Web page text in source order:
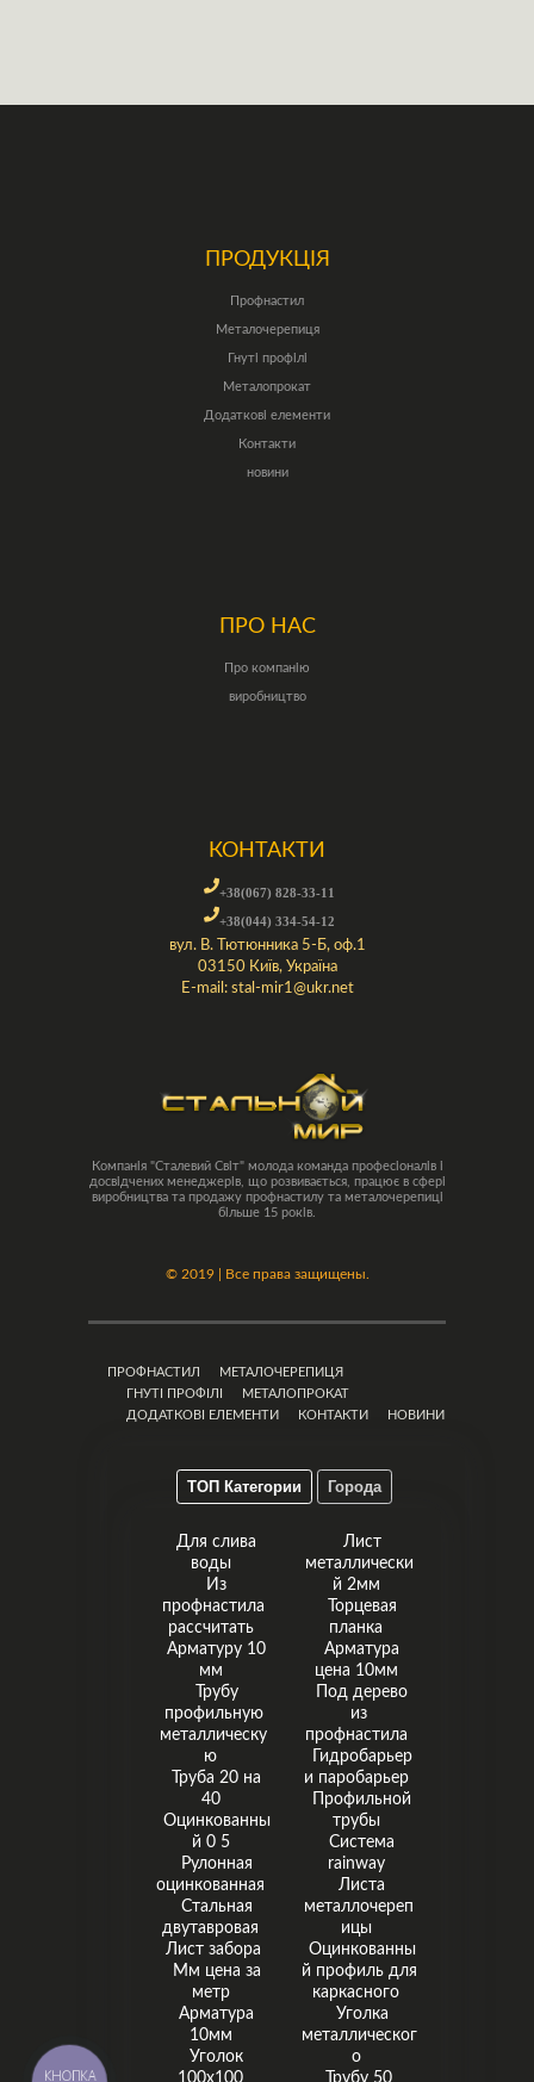
ПРОДУКЦІЯ
Профнастил
Металочерепиця
Гнуті профілі
Металопрокат
Додаткові елементи
Контакти
новини
ПРО НАС
Про компанію
виробництво
КОНТАКТИ
+38(067) 828-33-11
+38(044) 334-54-12
вул. В. Тютюнника 5-Б, оф.1
03150 Київ, Україна
E-mail: stal-mir1@ukr.net
Компанія "Сталевий Світ" молода команда професіоналів і
досвідчених менеджерів, що розвивається, працює в сфері
виробництва та продажу профнастилу та металочерепиці
більше 15 років.
© 2019 | Все права защищены.
ПРОФНАСТИЛ
МЕТАЛОЧЕРЕПИЦЯ
ГНУТІ ПРОФІЛІ
МЕТАЛОПРОКАТ
ДОДАТКОВІ ЕЛЕМЕНТИ
КОНТАКТИ НОВИНИ
ТОП Категории Города
Для слива
воды
Из
профнастила
рассчитать
Арматуру 10
мм
Трубу
профильную
металлическу
ю
Труба 20 на
40
Оцинкованны
й 0 5
Рулонная
оцинкованная
Стальная
двутавровая
Лист
металлически
й 2мм
Торцевая
планка
Арматура
цена 10мм
Под дерево
из
профнастила
Гидробарьер
и паробарьер
Профильной
трубы
Система
rainway
Листа
металлочереп
ицы
Лист забора
Мм цена за
метр
Арматура
10мм
Уголок
100x100
Оцинкованны
й профиль для
каркасного
Уголка
металлическог
о
Трубу 50
КНОПКА